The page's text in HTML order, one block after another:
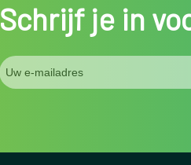
Schrijf je in